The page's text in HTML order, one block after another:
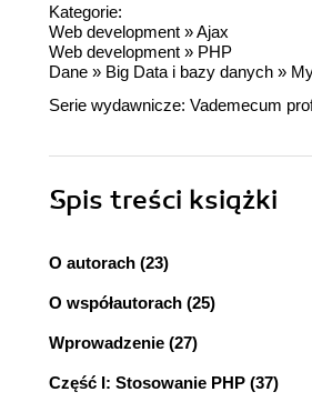
Kategorie:
Web development »Ajax
Web development » PHP
Dane » Big Data i bazy danych »
Serie wydawnicze: Vademecum
Spis treści książki
O autorach (23)
O współautorach (25)
Wprowadzenie (27)
Część I: Stosowanie PHP (37)